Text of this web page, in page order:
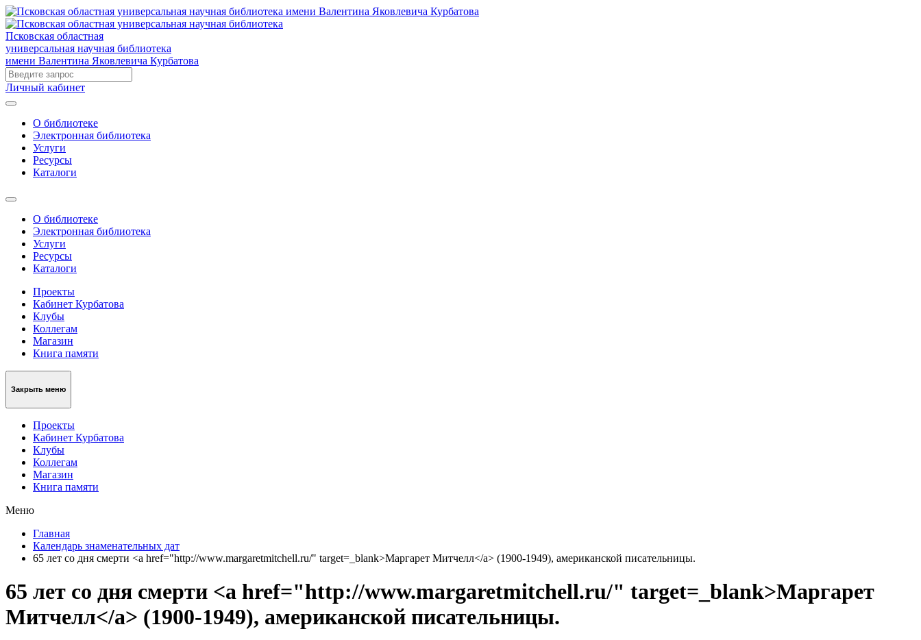
Псковская областная
универсальная научная библиотека
имени Валентина Яковлевича Курбатова
Личный кабинет
О библиотеке
Электронная библиотека
Услуги
Ресурсы
Каталоги
О библиотеке
Электронная библиотека
Услуги
Ресурсы
Каталоги
Проекты
Кабинет Курбатова
Клубы
Коллегам
Магазин
Книга памяти
Закрыть меню
Проекты
Кабинет Курбатова
Клубы
Коллегам
Магазин
Книга памяти
Меню
Главная
Календарь знаменательных дат
65 лет со дня смерти <a href="http://www.margaretmitchell.ru/" target=_blank>Маргарет Митчелл</a> (1900-1949), американской писательницы.
65 лет со дня смерти <a href="http://www.margaretmitchell.ru/" target=_blank>Маргарет
Митчелл</a> (1900-1949), американской писательницы.